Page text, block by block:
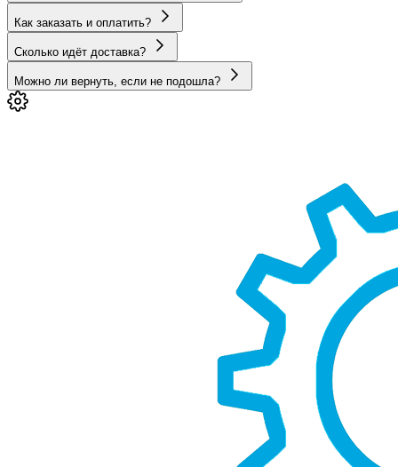
Как заказать и оплатить?
Сколько идёт доставка?
Можно ли вернуть, если не подошла?